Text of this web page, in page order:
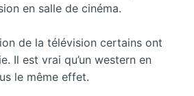
en salle de cinéma.
de la télévision certains ont
Il est vrai qu’un western en
le même effet.